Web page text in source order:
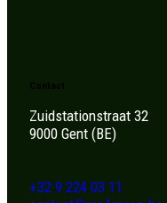
Contact
Zuidstationstraat 32
9000 Gent (BE)
+32 9 224 03 11